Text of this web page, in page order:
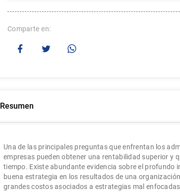
Comparte
Resumen
Una de las principales preguntas que enfrentan los
empresas pueden obtener una rentabilidad superior y
tiempo. Existe abundante evidencia sobre el profundo
buena estrategia en los resultados de una
grandes costos asociados a estrategias mal